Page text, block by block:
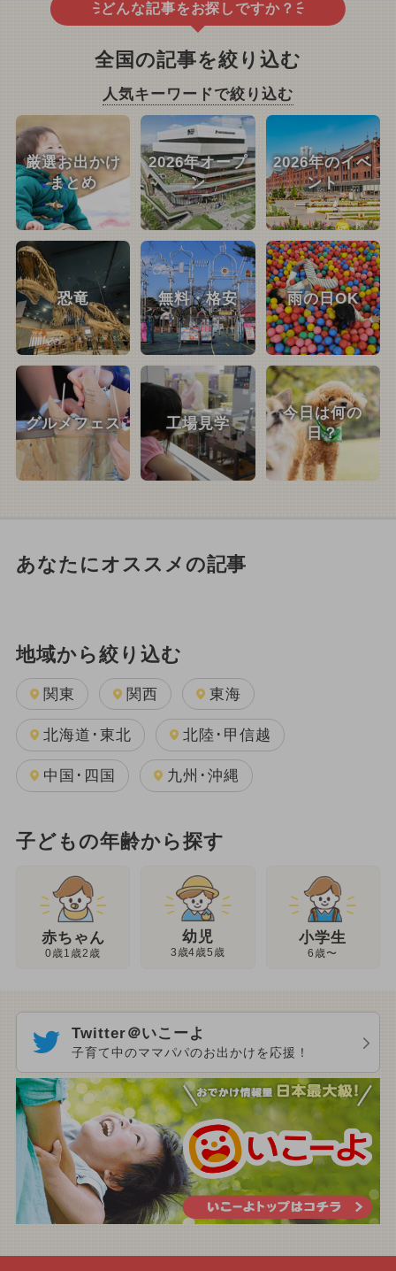
どんな記事をお探しですか？
全国の記事を絞り込む
人気キーワードで絞り込む
厳選お出かけ
まとめ
2026年オープ
ン
2026年のイベ
ント
恐竜 無料・格安 雨の日OK
グルメフェス 工場見学
今日は何の
日？
あなたにオススメの記事
地域から絞り込む
関東 関西 東海
北海道･東北 北陸･甲信越
中国･四国 九州･沖縄
子どもの年齢から探す
赤ちゃん
0歳1歳2歳
幼児
3歳4歳5歳
小学生
6歳〜
Twitter＠いこーよ
子育て中のママパパのお出かけを応援！